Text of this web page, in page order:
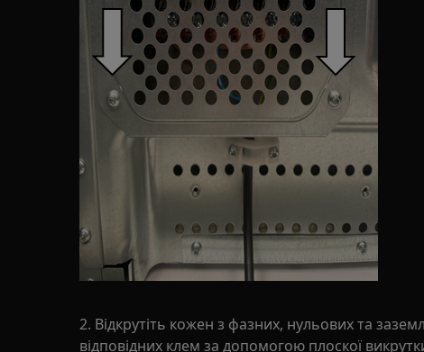
2. Відкрутіть кожен з фазних, нульових та
відповідних клем за допомогою плоскої